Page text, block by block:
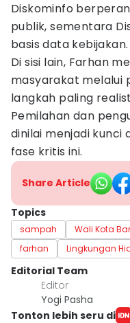
Diskominfo
publik, sementara
basis data kebijakan.
Di sisi lain, Farhan
masyarakat melalui
langkah paling
Pemilahan dan
dinilai menjadi kunci
fase kritis ini.
Share Article
Topics
sampah Wali Kota
farhan
Lingkungan
Editorial Team
Editor
Yogi Pasha
Tonton lebih seru di